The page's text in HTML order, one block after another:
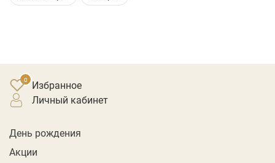
Избранное
личный кабинет
День рождения
Акции